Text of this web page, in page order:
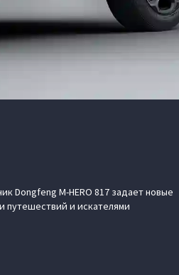
M‑HERO 817 задает новые
путешествий и искателями